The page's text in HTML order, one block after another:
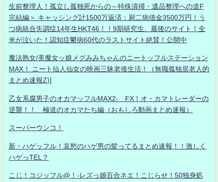
生前整理人！孤立し孤独死からの～特殊清掃・遺品整理への道F
完結編＞ キャッシング計1500万返済：厨二病借金3500万円！う
つ病統合失調症14年生HKT46！！9期研究生、最後のサイト！全
米が泣いた！認知症鬱病60代のラストサイト絶賛！公開中
魔法熟女/美魔女ッ娘メグみみちゃんのニートッフルステーション
MAX！ ニート仙人仙女の映画三昧老後生活！（無職孤独居老人的
まとめ速報Z)]
乙女系腐男子のオカマッフルMAX2- FX！オ・カマトレーダーの
逆襲！！ 極道のオカマたち編（おもしろ動画まとめ速報）
スーパーウンコ！
新・ハゲッフル！哀愁のハゲ男の髪ってるまとめ速報！！激しく
ハゲっTEL？
こじ！コジッフル@！-レズっ娘百合ネエ！こじらせ！50独身処